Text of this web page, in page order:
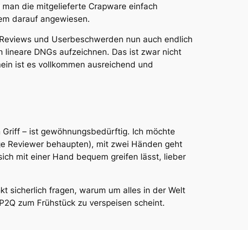
die mitgelieferte Crapware einfach
darauf angewiesen.
und Userbeschwerden nun auch endlich
DNGs aufzeichnen. Das ist zwar nicht
ist es vollkommen ausreichend und
– ist gewöhnungsbedürftig. Ich möchte
Reviewer behaupten), mit zwei Händen geht
mit einer Hand bequem greifen lässt, lieber
sicherlich fragen, warum um alles in der Welt
zum Frühstück zu verspeisen scheint.